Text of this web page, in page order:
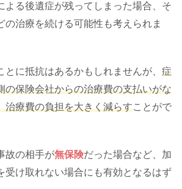
よる後遺症が残ってしまった場合、そ
の治療を続ける可能性も考えられま
とに抵抗はあるかもしれませんが、 症
の保険会社からの治療費の支払いがな
治療費の負担を大きく減らすことがで
故の相手が無保険だった場合など、加
受け取れない場合にも有効となるはず